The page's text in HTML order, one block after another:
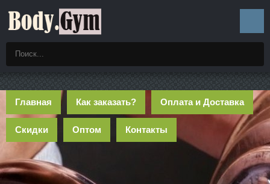
Главная Как заказать? Оплата и Доставка
Скидки Оптом Контакты